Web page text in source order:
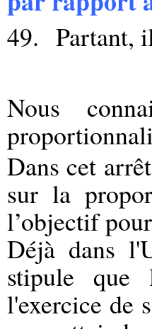
49. Partant,
Nous
Dans cet
sur la
l’objectif
Déjà dans
stipule que
l'exercice de